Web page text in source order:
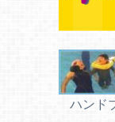
ハンド